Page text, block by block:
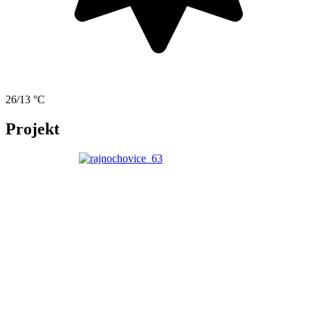
26/13 °C
Projekt